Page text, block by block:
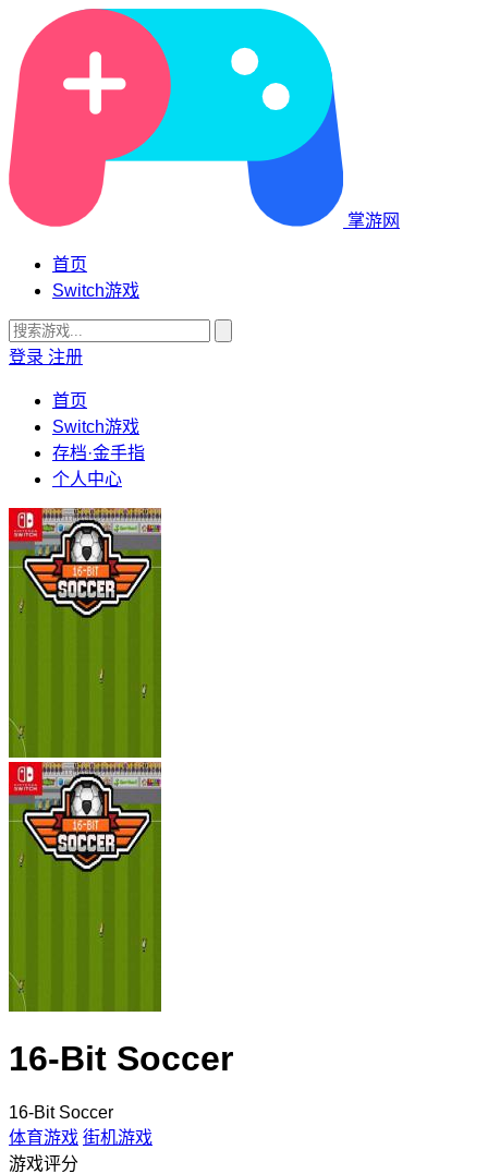
掌游网
首页
Switch游戏
登录 注册
首页
Switch游戏
存档·金手指
个人中心
16-Bit Soccer
16-Bit Soccer
体育游戏 街机游戏
游戏评分